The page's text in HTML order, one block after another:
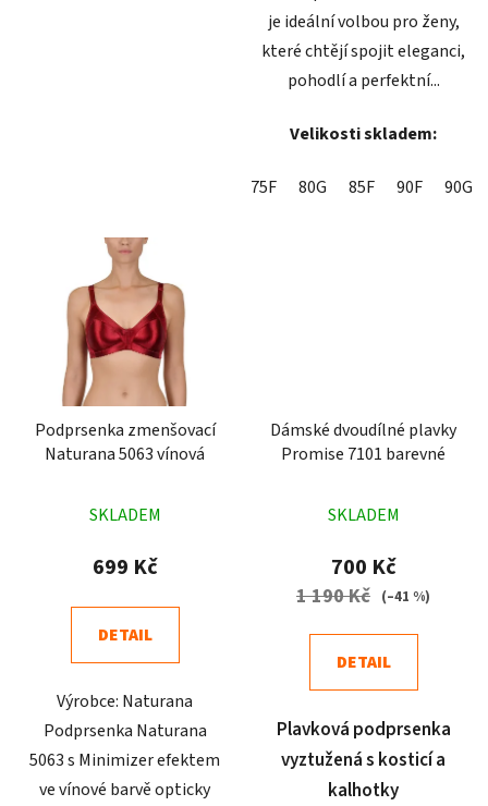
je ideální volbou pro ženy,
které chtějí spojit eleganci,
pohodlí a perfektní...
Velikosti skladem:
75F 80G 85F 90F 90G
Podprsenka zmenšovací
Naturana 5063 vínová
hodnocení
produktu
5,0
z
hvězdiček.
SKLADEM
699 Kč
DETAIL
Výrobce: Naturana
Podprsenka Naturana
5063 s Minimizer efektem
ve vínové barvě opticky
Dámské dvoudílné plavky
Promise 7101 barevné
hodnocení
produktu
je
5
SKLADEM
700 Kč
1 190 Kč (–41 %)
DETAIL
Plavková podprsenka
vyztužená s kosticí a
kalhotky